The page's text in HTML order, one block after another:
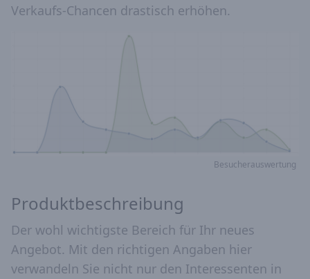
Verkaufs-Chancen drastisch erhöhen.
Besucherauswertung
Produktbeschreibung
Der wohl wichtigste Bereich für Ihr neues
Angebot. Mit den richtigen Angaben hier
verwandeln Sie nicht nur den Interessenten in